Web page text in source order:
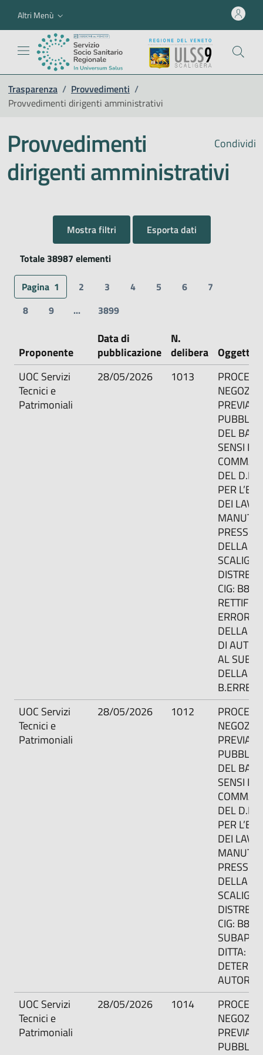
Altri Menù
Trasparenza / Provvedimenti /
Provvedimenti dirigenti amministrativi
Condividi
Provvedimenti
dirigenti amministrativi
Mostra filtri Esporta dati
Totale 38987 elementi
Pagina 1 2 3 4 5 6
7
8
9 ... 3899
Proponente
Data di
pubblicazione
N.
delibera Oggetto
UOC Servizi
Tecnici e
Patrimoniali
28/05/2026 1013
PREVIA
DEL
SENSI
COMMA
DEL
PER
DEI
PRESSO
DELLA
CIG:
ERRORE
DELLA
DI
AL
DELLA
B.ERRE
UOC Servizi
Tecnici e
Patrimoniali
28/05/2026 1012
PREVIA
DEL
SENSI
COMMA
DEL
PER
DEI
PRESSO
DELLA
CIG:
DITTA:
UOC Servizi
Tecnici e
Patrimoniali
28/05/2026 1014
PREVIA